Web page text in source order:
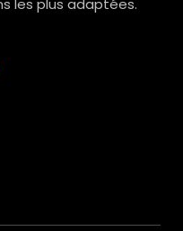
les plus adaptées.